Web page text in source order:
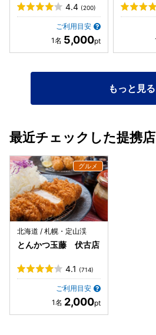
4.4 (200)
ご利用目安
5,000
もっと見る
最近チェックした提携店
北海道 / 札幌・定山渓
とんかつ玉藤 伏古店
4.1 (714)
ご利用目安
2,000